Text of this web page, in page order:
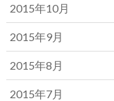
2015年10月
2015年9月
2015年8月
2015年7月